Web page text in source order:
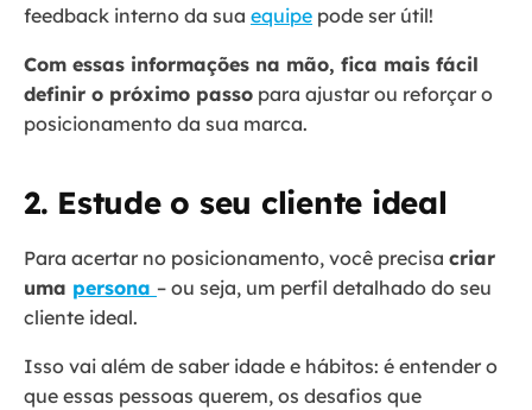
feedback interno da sua equipe pode ser útil!
Com essas informações na mão, fica mais fácil
definir o próximo passo para ajustar ou reforçar o
posicionamento da sua marca.
2. Estude o seu cliente ideal
Para acertar no posicionamento, você precisa criar
uma persona – ou seja, um perfil detalhado do seu
cliente ideal.
Isso vai além de saber idade e hábitos: é entender o
que essas pessoas querem, os desafios que